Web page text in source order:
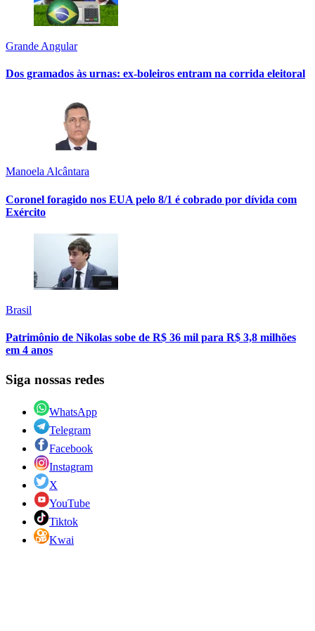
Grande Angular
Dos gramados às urnas: ex-boleiros entram na corrida eleitoral
Manoela Alcântara
Coronel foragido nos EUA pelo 8/1 é cobrado por dívida com
Exército
Brasil
Patrimônio de Nikolas sobe de R$ 36 mil para R$ 3,8 milhões
em 4 anos
Siga nossas redes
WhatsApp
Telegram
Facebook
Instagram
X
YouTube
Tiktok
Kwai